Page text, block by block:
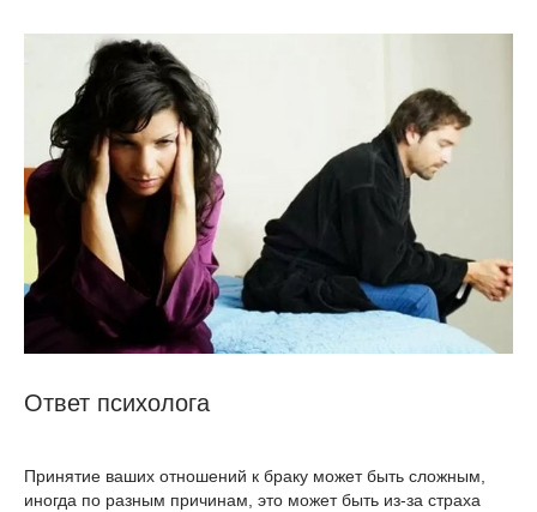
Ответ психолога
Принятие ваших отношений к браку может быть сложным,
иногда по разным причинам, это может быть из-за страха